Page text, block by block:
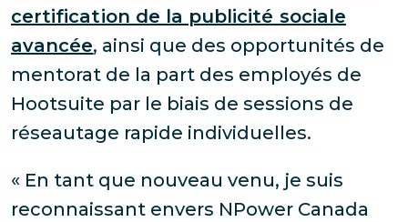
certification de la publicité sociale
avancée, ainsi que des opportunités de
mentorat de la part des employés de
Hootsuite par le biais de sessions de
réseautage rapide individuelles.
« En tant que nouveau venu, je suis
reconnaissant envers NPower Canada